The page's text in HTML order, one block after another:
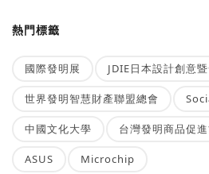
熱門標籤
國際發明展 JDIE日本設計創意
世界發明智慧財產聯盟總會
中國文化大學 台灣發明商品促
ASUS Microchip